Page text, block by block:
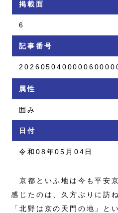
掲載面
6
記事番号
属性
囲み
日付
令和08年05月04日
京都といふ地は今も平安
感じたのは、久方ぶりに訪
「北野は京の天門の地」と